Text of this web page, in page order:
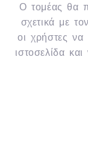
Ο τομέας θα
σχετικά με
οι χρήστες
ιστοσελίδα